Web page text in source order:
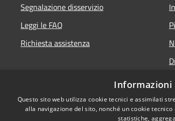
Segnalazione disservizio
Leggi le FAQ
Richiesta assistenza
Informazioni
Questo sito web utilizza cookie tecnici e assimilati
alla navigazione del sito, nonché un cookie
statistiche,